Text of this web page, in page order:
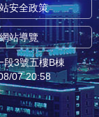
安全政策
網站導覽
段3號五樓B棟
07 20:58